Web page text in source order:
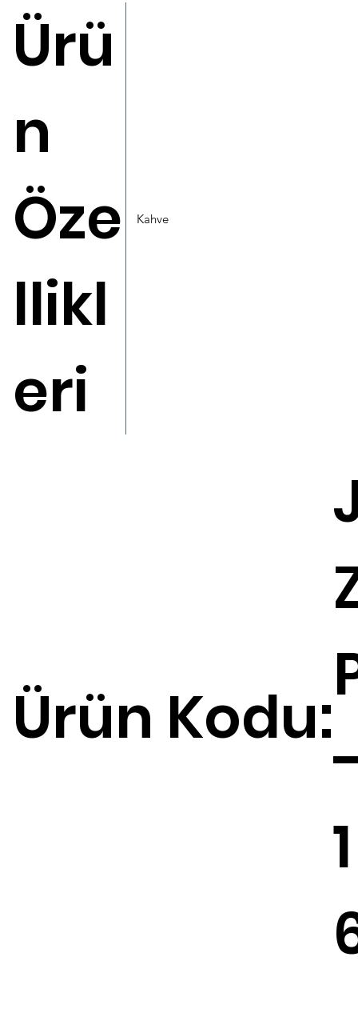
Ürün Kodu:
1
Ürü
n
Öze
llikl
eri
Kahve